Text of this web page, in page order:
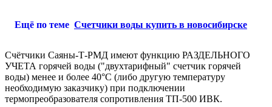
Ещё по теме Счетчики воды купить в новосибирске
Счётчики Саяны-Т-РМД имеют функцию РАЗДЕЛЬНОГО
УЧЕТА горячей воды ("двухтарифный" счетчик горячей
воды) менее и более 40°C (либо другую температуру
необходимую заказчику) при подключении
термопреобразователя сопротивления ТП-500 ИВК.